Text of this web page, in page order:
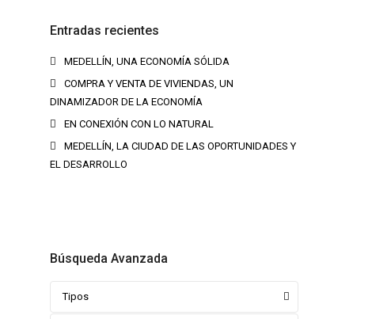
Entradas recientes
MEDELLÍN, UNA ECONOMÍA SÓLIDA
COMPRA Y VENTA DE VIVIENDAS, UN
DINAMIZADOR DE LA ECONOMÍA
EN CONEXIÓN CON LO NATURAL
MEDELLÍN, LA CIUDAD DE LAS OPORTUNIDADES Y
EL DESARROLLO
Búsqueda Avanzada
Tipos